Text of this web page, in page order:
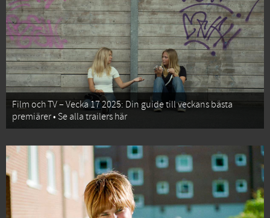
Film och TV – Vecka 17 2025: Din guide till veckans bästa
premiärer • Se alla trailers här